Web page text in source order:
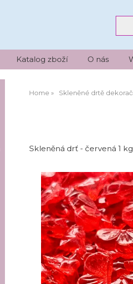
Katalog zboží O nás
Home Skleněné drtě
Skleněná drť - červená 1 kg